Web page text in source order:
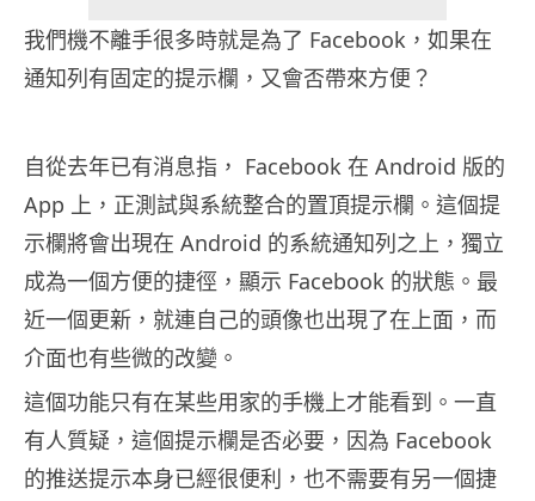
我們機不離手很多時就是為了 Facebook，如果在
通知列有固定的提示欄，又會否帶來方便？
自從去年已有消息指， Facebook 在 Android 版的
App 上，正測試與系統整合的置頂提示欄。這個提
示欄將會出現在 Android 的系統通知列之上，獨立
成為一個方便的捷徑，顯示 Facebook 的狀態。最
近一個更新，就連自己的頭像也出現了在上面，而
介面也有些微的改變。
這個功能只有在某些用家的手機上才能看到。一直
有人質疑，這個提示欄是否必要，因為 Facebook
的推送提示本身已經很便利，也不需要有另一個捷